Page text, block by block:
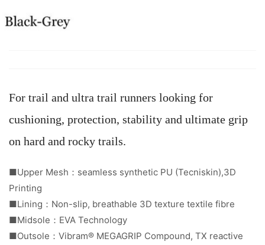
For trail and ultra trail runners looking for
cushioning, protection, stability and ultimate grip
on hard and rocky trails.
■Upper Mesh：seamless synthetic PU (Tecniskin),3D
Printing
■Lining：Non-slip, breathable 3D texture textile fibre
■Midsole：EVA Technology
■Outsole：Vibram® MEGAGRIP Compound, TX reactive